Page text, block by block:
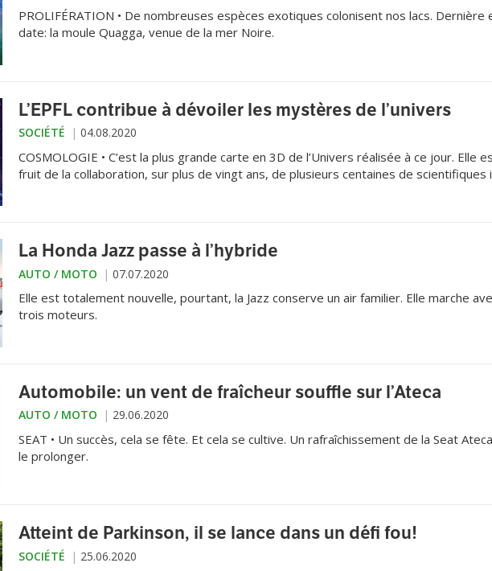
PROLIFÉRATION • De nombreuses espèces exotiques colonisent nos lacs. Dernière
date: la moule Quagga, venue de la mer Noire.
L’EPFL contribue à dévoiler les mystères de l’univers
SOCIÉTÉ 04.08.2020
COSMOLOGIE • C’est la plus grande carte en 3D de l’Univers réalisée à ce jour. Elle
fruit de la collaboration, sur plus de vingt ans, de plusieurs centaines de scientifiques
La Honda Jazz passe à l’hybride
AUTO / MOTO 07.07.2020
Elle est totalement nouvelle, pourtant, la Jazz conserve un air familier. Elle marche
trois moteurs.
Automobile: un vent de fraîcheur souffle sur l’Ateca
AUTO / MOTO 29.06.2020
SEAT • Un succès, cela se fête. Et cela se cultive. Un rafraîchissement de la Seat
le prolonger.
Atteint de Parkinson, il se lance dans un défi fou!
SOCIÉTÉ 25.06.2020